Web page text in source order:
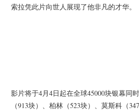
索拉凭此片向世人展现了他非凡的才华。
影片将于4月4日起在全球45000块银幕同
（913块）、柏林（523块）、莫斯科（